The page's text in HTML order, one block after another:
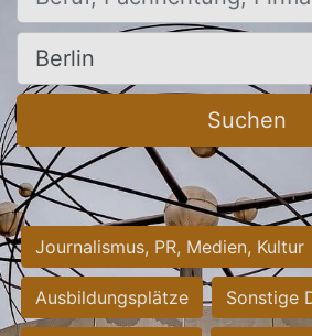
Ort, Stadt
Suchen
Journalismus, PR, Medien, Kultur
Ausbildungsplätze Sonstige